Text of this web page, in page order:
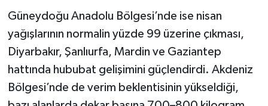
Güneydoğu Anadolu Bölgesi’nde ise nisan
yağışlarının normalin yüzde 99 üzerine çıkması,
Diyarbakır, Şanlıurfa, Mardin ve Gaziantep
hattında hububat gelişimini güçlendirdi. Akdeniz
Bölgesi’nde de verim beklentisinin yükseldiği,